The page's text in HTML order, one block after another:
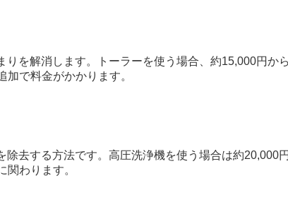
を解消します。トーラーを使う場合、約15,000円から
で料金がかかります。
去する方法です。高圧洗浄機を使う場合は約20,000
わります。